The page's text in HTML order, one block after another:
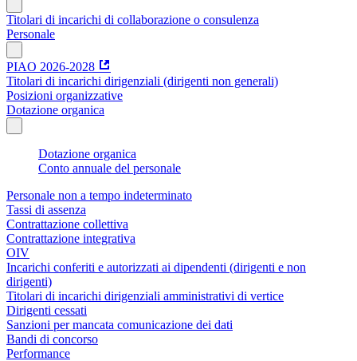
Titolari di incarichi di collaborazione o consulenza
Personale
PIAO 2026-2028
Titolari di incarichi dirigenziali (dirigenti non generali)
Posizioni organizzative
Dotazione organica
Dotazione organica
Conto annuale del personale
Personale non a tempo indeterminato
Tassi di assenza
Contrattazione collettiva
Contrattazione integrativa
OIV
Incarichi conferiti e autorizzati ai dipendenti (dirigenti e non
dirigenti)
Titolari di incarichi dirigenziali amministrativi di vertice
Dirigenti cessati
Sanzioni per mancata comunicazione dei dati
Bandi di concorso
Performance